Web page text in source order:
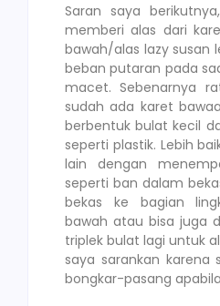
Saran saya
memberi alas dari
bawah/alas lazy susan
beban putaran pada
macet. Sebenarnya
sudah ada karet
berbentuk bulat kecil
seperti plastik. Lebih
lain dengan
seperti ban dalam
bekas ke bagian
bawah atau bisa juga
triplek bulat lagi untuk
saya sarankan karena
bongkar-pasang